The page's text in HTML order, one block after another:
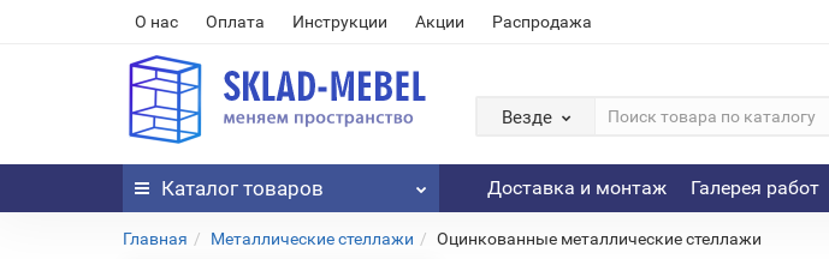
О нас Оплата Инструкции Акции Распродажа
Везде
Каталог товаров Доставка и монтаж Галерея работ
Главная Металлические стеллажи Оцинкованные металлические стеллажи